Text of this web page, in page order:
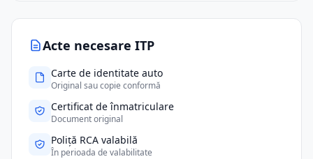
Acte necesare ITP
Carte de identitate auto
Original sau copie conformă
Certificat de înmatriculare
Document original
Poliță RCA valabilă
În perioada de valabilitate